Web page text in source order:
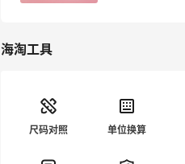
海淘工具
尺码对照 单位换算